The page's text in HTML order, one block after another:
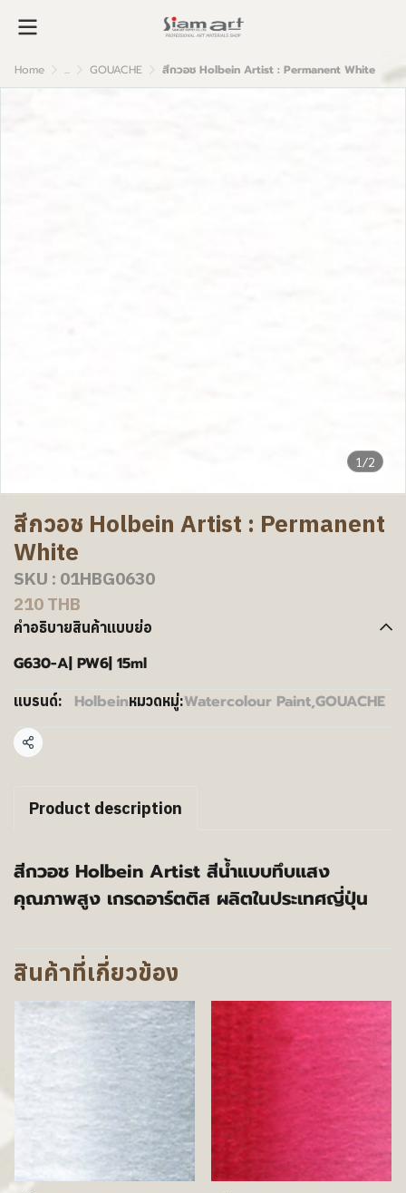
Home ... GOUACHE สีกวอช Holbein Artist : Permanent White
1/2
สีกวอช Holbein Artist : Permanent
White
SKU : 01HBG0630
210 THB
คำอธิบายสินค้าแบบย่อ
G630-A| PW6| 15ml
แบรนด์: Holbeinหมวดหมู่:Watercolour Paint,GOUACHE
แชร์
Product description
สีกวอช Holbein Artist สีน้ำแบบทึบแสง
คุณภาพสูง เกรดอาร์ตติส ผลิตในประเทศญี่ปุ่น
สินค้าที่เกี่ยวข้อง